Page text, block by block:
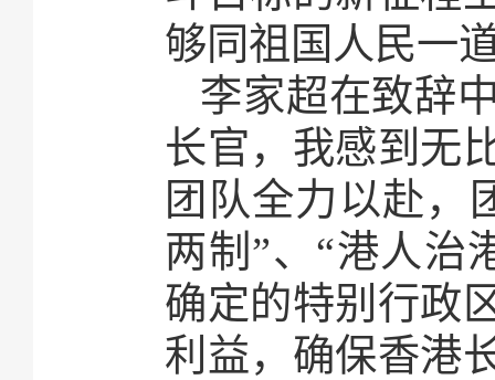
够同祖国人民一
李家超在致辞
长官，我感到无
团队全力以赴，
两制”、“港人治
确定的特别行政
利益，确保香港